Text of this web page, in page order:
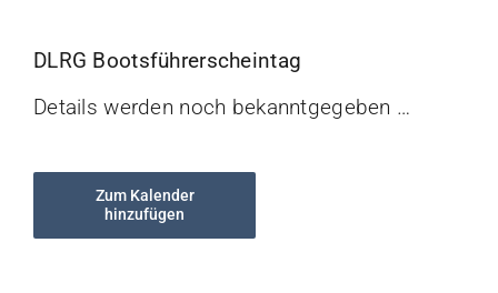
DLRG Bootsführerscheintag
Details werden noch bekanntgegeben …
Zum Kalender
hinzufügen